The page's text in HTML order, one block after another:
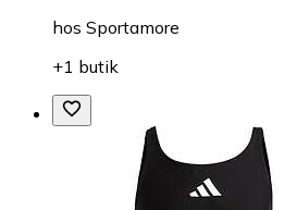
hos Sportamore
+1 butik